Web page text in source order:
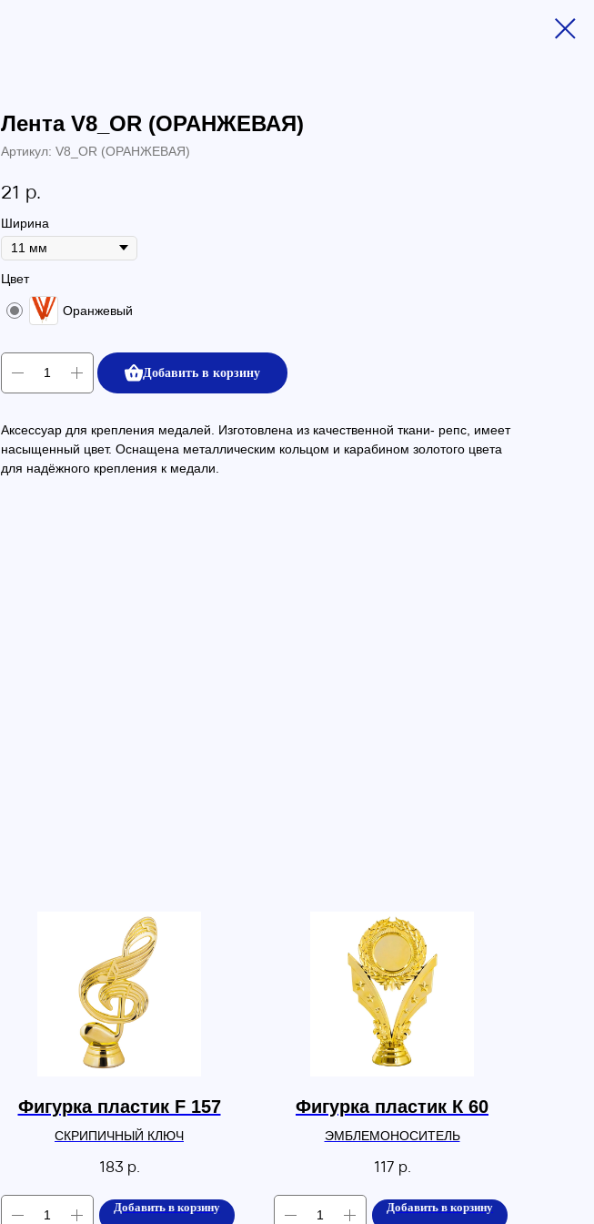
Лента V8_OR (ОРАНЖЕВАЯ)
Артикул: V8_OR (ОРАНЖЕВАЯ)
21 р.
Ширина
Цвет
Оранжевый
Добавить в корзину
Аксессуар для крепления медалей. Изготовлена из качественной ткани- репс, имеет
насыщенный цвет. Оснащена металлическим кольцом и карабином золотого цвета
для надёжного крепления к медали.
Фигурка пластик F 157
СКРИПИЧНЫЙ КЛЮЧ
183 р.
Добавить в корзину
Фигурка пластик К 60
ЭМБЛЕМОНОСИТЕЛЬ
117 р.
Добавить в корзину